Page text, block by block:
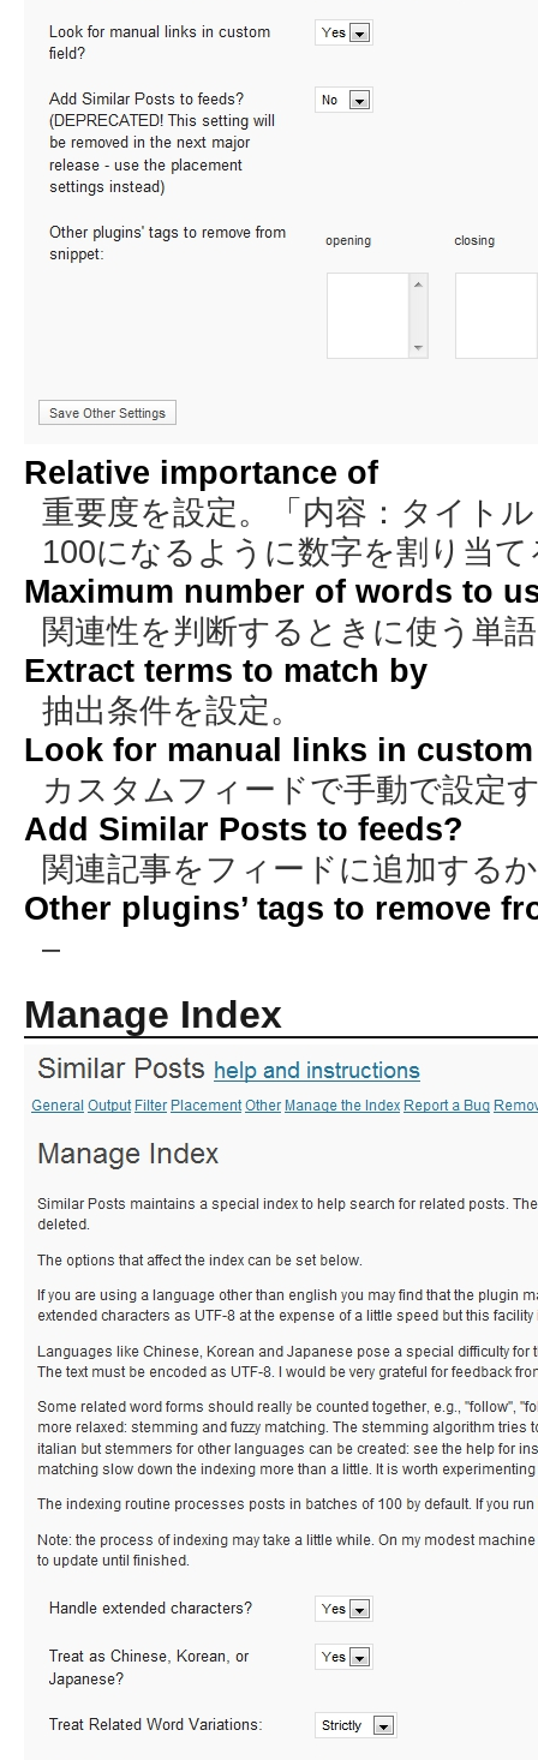
Relative importance of
重要度を設定。「内容：タイト
100になるように数字を割り当て
Maximum number of words to
関連性を判断するときに使う単
Extract terms to match by
抽出条件を設定。
Look for manual links in
カスタムフィードで手動で設定
Add Similar Posts to feeds?
関連記事をフィードに追加する
Other plugins’ tags to remove
–
Manage Index